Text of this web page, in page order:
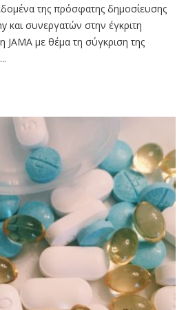
της πρόσφατης δημοσίευσης
συνεργατών στην έγκριτη
JAMA με θέμα τη σύγκριση της